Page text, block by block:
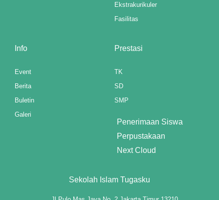
Ekstrakurikuler
Fasilitas
Info
Event
Berita
Buletin
Galeri
Prestasi
TK
SD
SMP
Penerimaan Siswa
Perpustakaan
Next Cloud
Sekolah Islam Tugasku